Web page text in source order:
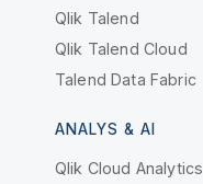
Qlik Talend
Qlik Talend Cloud
Talend Data Fabric
ANALYS & AI
Qlik Cloud Analytics